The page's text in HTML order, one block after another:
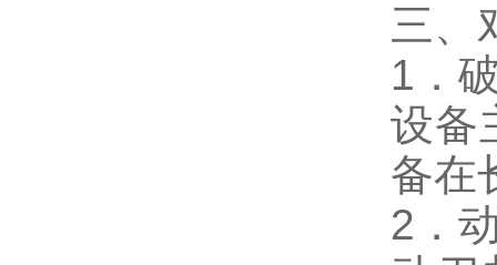
三、
1．
设备
备在
2．